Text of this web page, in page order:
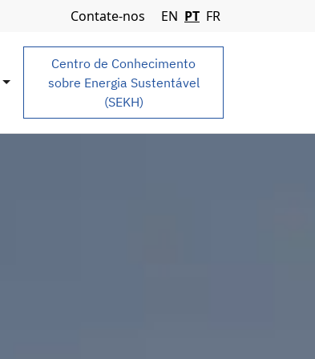
Navigation Menu
Contate-nos EN PT FR
Centro de Conhecimento
sobre Energia Sustentável
(SEKH)